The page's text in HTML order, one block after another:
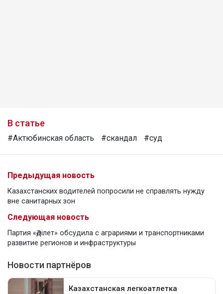
В статье
#Актюбинская область #скандал #суд
Предыдущая новость
Казахстанских водителей попросили не справлять нужду
вне санитарных зон
Следующая новость
Партия «Әділет» обсудила с аграриями и транспортниками
развитие регионов и инфраструктуры